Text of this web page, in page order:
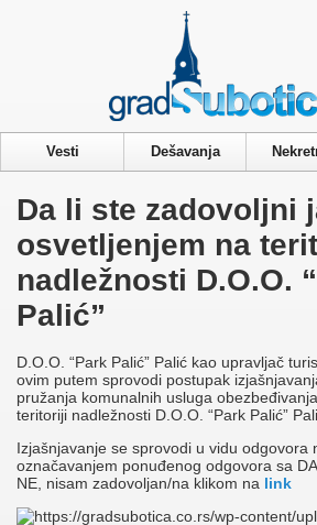
Vesti Dešavanja
Da li ste zadovoljni
osvetljenjem na
nadležnosti D.O.O.
Palić”
D.O.O. “Park Palić” Palić kao upravljač
ovim putem sprovodi postupak
pružanja komunalnih usluga
teritoriji nadležnosti D.O.O. “Park Palić”
Izjašnjavanje se sprovodi u vidu odgovora
označavanjem ponuđenog odgovora sa
NE, nisam zadovoljan/na klikom na link
Privacy & Cookies Policy